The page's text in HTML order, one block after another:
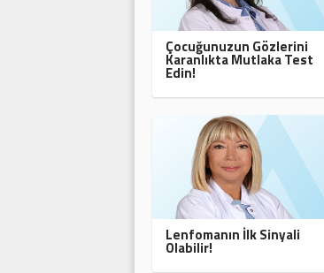
Çocuğunuzun Gözlerini
Karanlıkta Mutlaka Test
Edin!
Lenfomanın İlk Sinyali
Olabilir!